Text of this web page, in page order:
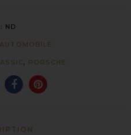
ND
AUTOMOBILE
, PORSCHE